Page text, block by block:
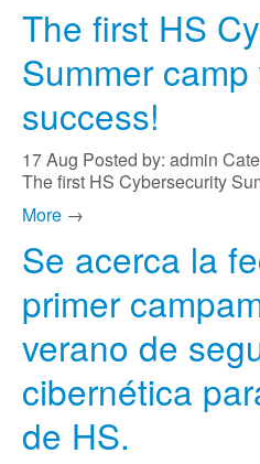
The first HS
Summer
success!
17Aug Posted by: admin
The first HS Cybersecurity
More →
Se acerca la
primer
verano de
cibernética
de HS.